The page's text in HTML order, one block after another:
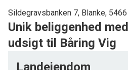
Sildegravsbanken 7, Blanke,
Unik beliggenhed
udsigt til Båring Vig
Landejendom